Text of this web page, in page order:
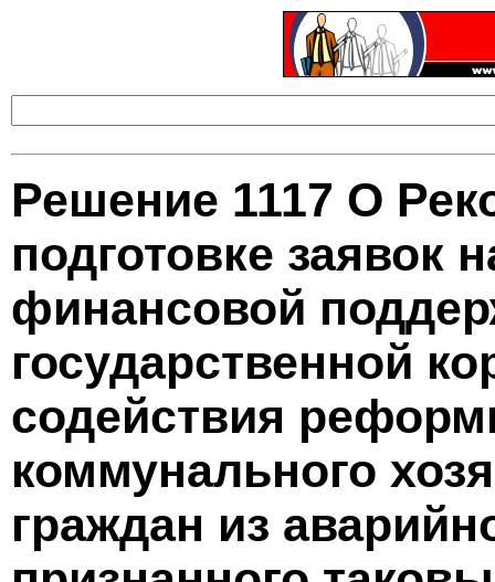
Решение 1117 О
подготовке заявок
финансовой
государственной
содействия
коммунального
граждан из